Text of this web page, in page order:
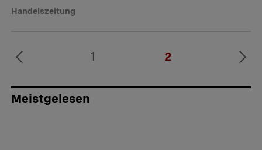
Handelszeitung
1 2
Meistgelesen